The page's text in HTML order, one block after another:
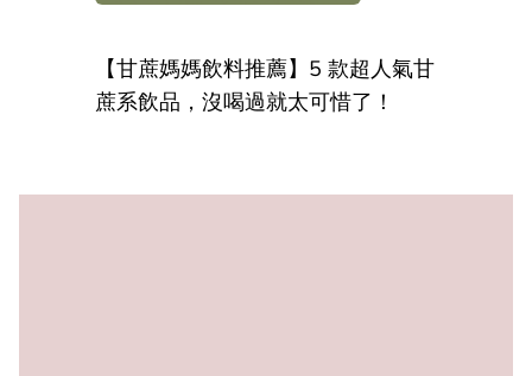
【甘蔗媽媽飲料推薦】5 款超人氣甘
蔗系飲品，沒喝過就太可惜了！